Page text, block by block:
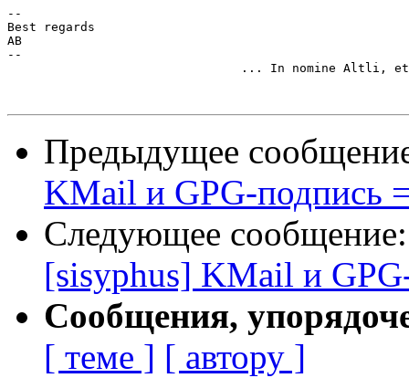
--
Best regards
AB
--
Предыдущее
KMail и GPG-подпись
Следующее
[sisyphus] KMail и
Сообщения,
[ теме ] [ автору ]